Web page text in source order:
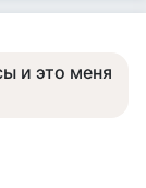
и это меня